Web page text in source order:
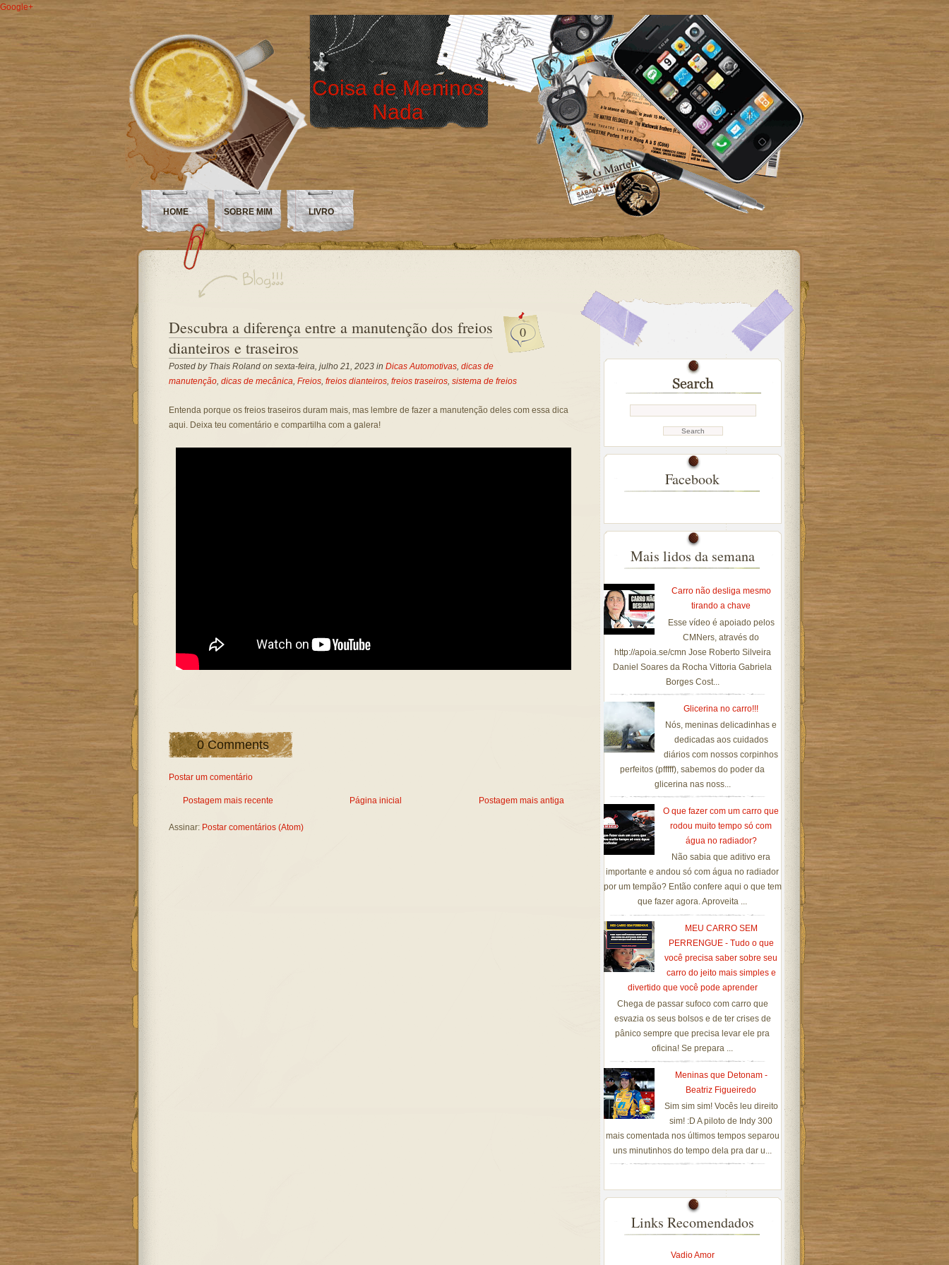
Google+
Coisa de Meninos
Nada
HOME SOBRE MIM LIVRO
0
Descubra a diferença entre a manutenção dos freios
dianteiros e traseiros
Posted by Thais Rolandon sexta-feira, julho 21, 2023 in Dicas Automotivas, dicas de
manutenção, dicas de mecânica, Freios, freios dianteiros, freios traseiros, sistema de freios
Entenda porque os freios traseiros duram mais, mas lembre de fazer a manutenção deles com essa dica
aqui. Deixa teu comentário e compartilha com a galera!
0 Comments
Postar um comentário
Postagem mais recente Postagem mais antiga
Página inicial
Assinar: Postar comentários (Atom)
Facebook
Mais lidos da semana
Carro não desliga mesmo
tirando a chave
Esse vídeo é apoiado pelos
CMNers, através do
http://apoia.se/cmn Jose Roberto Silveira
Daniel Soares da Rocha Vittoria Gabriela
Borges Cost...
Glicerina no carro!!!
Nós, meninas delicadinhas e
dedicadas aos cuidados
diários com nossos corpinhos
perfeitos (pfffff), sabemos do poder da
glicerina nas noss...
O que fazer com um carro que
rodou muito tempo só com
água no radiador?
Não sabia que aditivo era
importante e andou só com água no radiador
por um tempão? Então confere aqui o que tem
que fazer agora. Aproveita ...
MEU CARRO SEM
PERRENGUE - Tudo o que
você precisa saber sobre seu
carro do jeito mais simples e
divertido que você pode aprender
Chega de passar sufoco com carro que
esvazia os seus bolsos e de ter crises de
pânico sempre que precisa levar ele pra
oficina! Se prepara ...
Meninas que Detonam -
Beatriz Figueiredo
Sim sim sim! Vocês leu direito
sim! :D A piloto de Indy 300
mais comentada nos últimos tempos separou
uns minutinhos do tempo dela pra dar u...
Links Recomendados
Vadio Amor